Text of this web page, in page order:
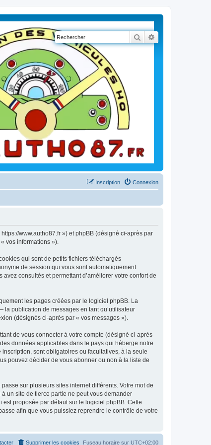
Rechercher
Connexion
Inscription
www.autho87.fr ») et phpBB (désigné ci-après par
vos informations »).
qui sont de petits fichiers téléchargés
de session qui vous sont automatiquement
consultés et permettant d’améliorer votre confort de
les pages créées par le logiciel phpBB. La
publication de messages en tant qu’utilisateur
(désignés ci-après par « vos messages »).
de vous connecter à votre compte (désigné ci-après
données applicables dans le pays qui héberge notre
sont obligatoires ou facultatives, à la seule
pouvez décider de vous abonner ou non à la liste de
sur plusieurs sites internet différents. Votre mot de
un site de tierce partie ne peut vous demander
est proposée par défaut sur le logiciel phpBB. Cette
afin que vous puissiez reprendre le contrôle de votre
Fuseau horaire sur UTC+02:00
Supprimer les cookies